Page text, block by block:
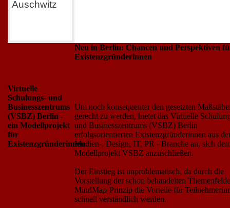
Neu in Berlin: Chancen und Perspektiven
Existenzgründerinnen
Virtuelle
Schulungs- und
Businesszentrums
(VSBZ) Berlin -
ein Modellprojekt
für
Existenzgründerinnen.
Um noch konsequenter den gesetzten
gerecht zu werden, bietet das Virtuelle
und Businesszentrums (VSBZ) Berlin
erfolgsorientierten Existenzgründerinnen aus
Medien-, Design, IT, PR - Branche an, sich
Modellprojekt VSBZ anzuschließen.
Der Einstieg ist unproblematisch, da durch die
Vorstellung der schon behandelten
MindMap-Prinzip die Vorteile für
schnell verständlich werden.